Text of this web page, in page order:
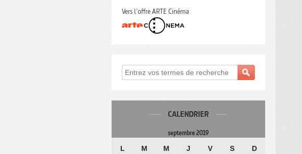
Vers l'offre ARTE Cinéma
CALENDRIER
septembre 2019
L M M J V S D